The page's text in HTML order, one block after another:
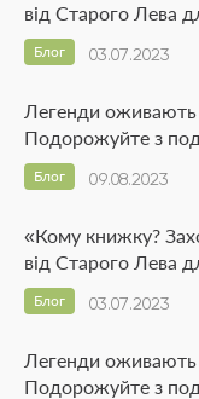
від Старого Лева
03.07.2023
Блог
Легенди оживають
Подорожуйте з
09.08.2023
Блог
«Кому книжку?
від Старого Лева
03.07.2023
Блог
Легенди оживають
Подорожуйте з